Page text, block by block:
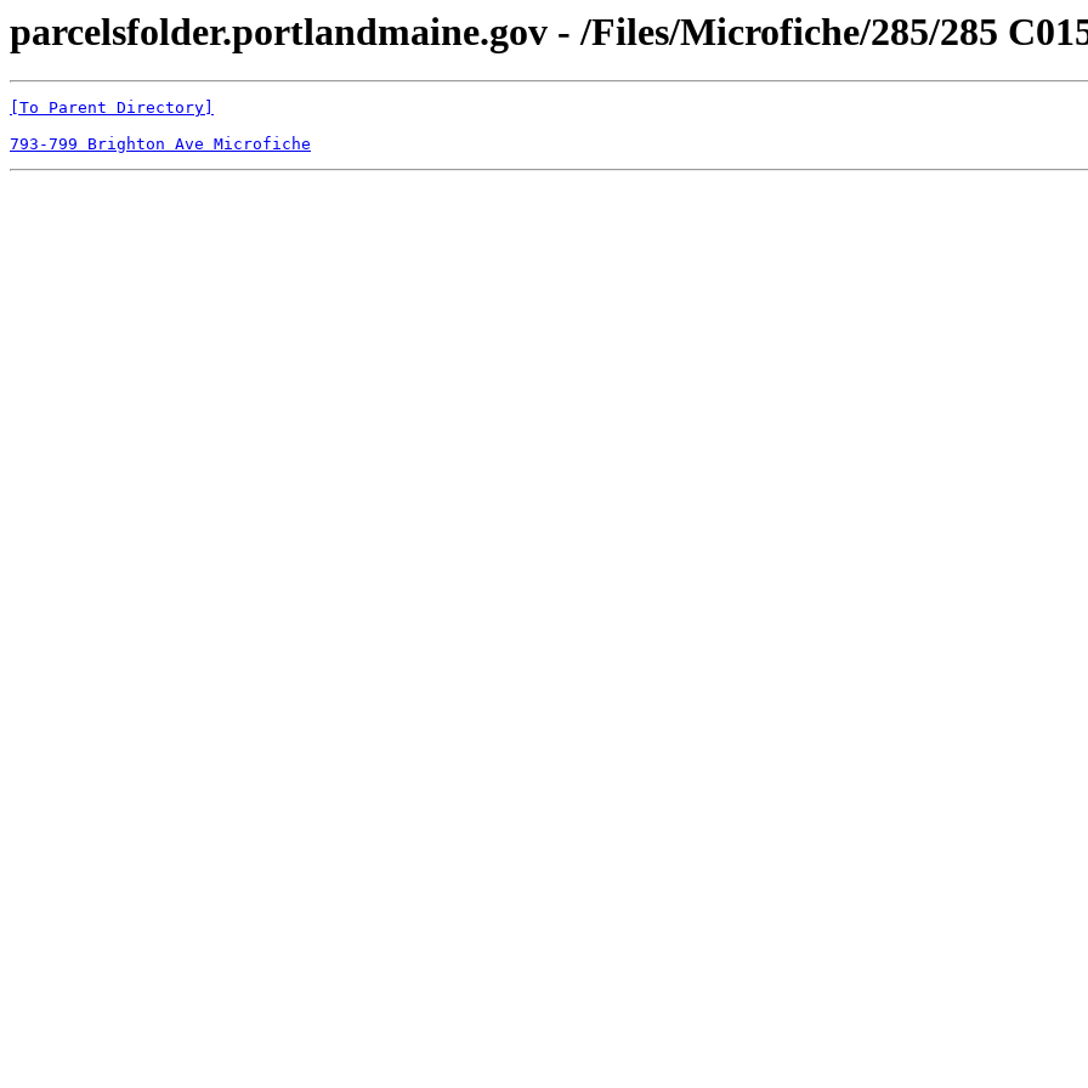
parcelsfolder.portlandmaine.gov - /Files/Microfiche/285/285
[To Parent Directory]
793-799 Brighton Ave Microfiche